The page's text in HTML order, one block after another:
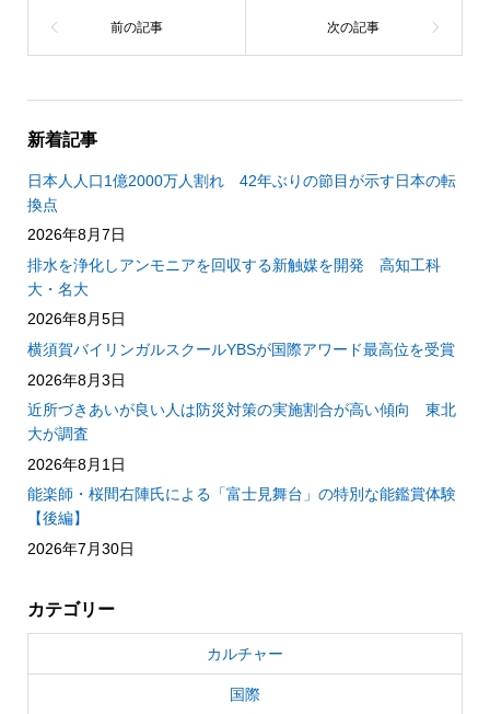
新着記事
日本人人口1億2000万人割れ 42年ぶりの節目が示す日本の転
換点
2026年8月7日
排水を浄化しアンモニアを回収する新触媒を開発 高知工科
大・名大
2026年8月5日
横須賀バイリンガルスクールYBSが国際アワード最高位を受賞
2026年8月3日
近所づきあいが良い人は防災対策の実施割合が高い傾向 東北
大が調査
2026年8月1日
能楽師・桜間右陣氏による「富士見舞台」の特別な能鑑賞体験
【後編】
2026年7月30日
カテゴリー
カルチャー
国際